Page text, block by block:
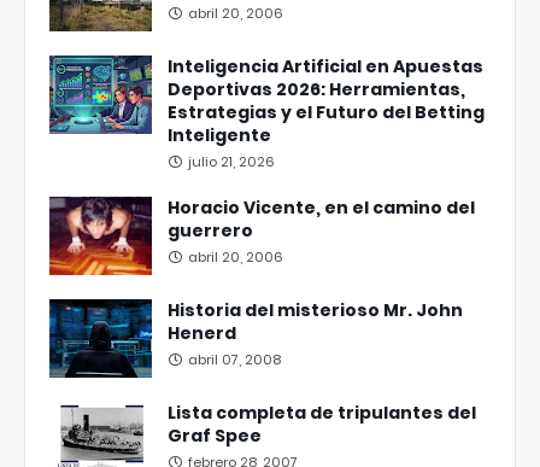
abril 20, 2006
Inteligencia Artificial en Apuestas
Deportivas 2026: Herramientas,
Estrategias y el Futuro del Betting
Inteligente
julio 21, 2026
Horacio Vicente, en el camino del
guerrero
abril 20, 2006
Historia del misterioso Mr. John
Henerd
abril 07, 2008
Lista completa de tripulantes del
Graf Spee
febrero 28, 2007